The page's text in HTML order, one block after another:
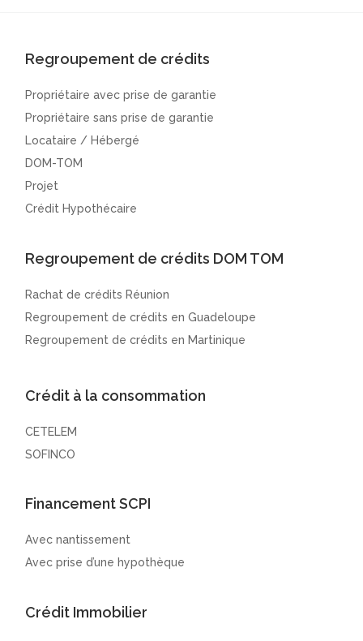
Regroupement de crédits
Propriétaire avec prise de garantie
Propriétaire sans prise de garantie
Locataire / Hébergé
DOM-TOM
Projet
Crédit Hypothécaire
Regroupement de crédits DOM TOM
Rachat de crédits Réunion
Regroupement de crédits en Guadeloupe
Regroupement de crédits en Martinique
Crédit à la consommation
CETELEM
SOFINCO
Financement SCPI
Avec nantissement
Avec prise d’une hypothèque
Crédit Immobilier